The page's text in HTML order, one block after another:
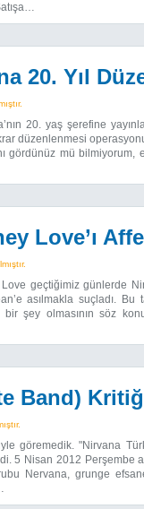
20. Yıl
20. yaş şerefine
düzenlenmesi
gördünüz mü
Love’ı
geçtiğimiz günlerde
asılmakla suçladı.
şey olmasının söz
Band)
göremedik. "Nirvana
5 Nisan 2012 Perşembe
Nervana, grunge